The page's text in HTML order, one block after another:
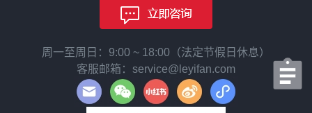
周一至周日：9:00 ~ 18:00（法定节假日休息）
客服邮箱：service@leyifan.com